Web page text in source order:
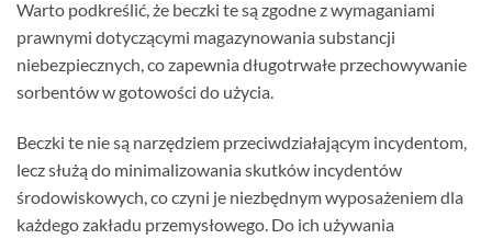
Warto podkreślić, że beczki te są zgodne z wymaganiami
prawnymi dotyczącymi magazynowania substancji
niebezpiecznych, co zapewnia długotrwałe przechowywanie
sorbentów w gotowości do użycia.
Beczki te nie są narzędziem przeciwdziałającym incydentom,
lecz służą do minimalizowania skutków incydentów
środowiskowych, co czyni je niezbędnym wyposażeniem dla
każdego zakładu przemysłowego. Do ich używania